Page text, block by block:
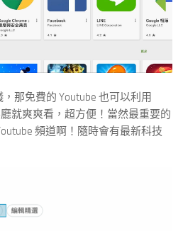
那免費的 Youtube 也可以利用
就爽爽看，超方便！當然最重要的
頻道啊！隨時會有最新科技